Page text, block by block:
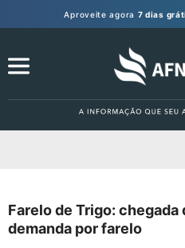
Aproveite agora 7 dias
Farelo de Trigo:
demanda por farelo